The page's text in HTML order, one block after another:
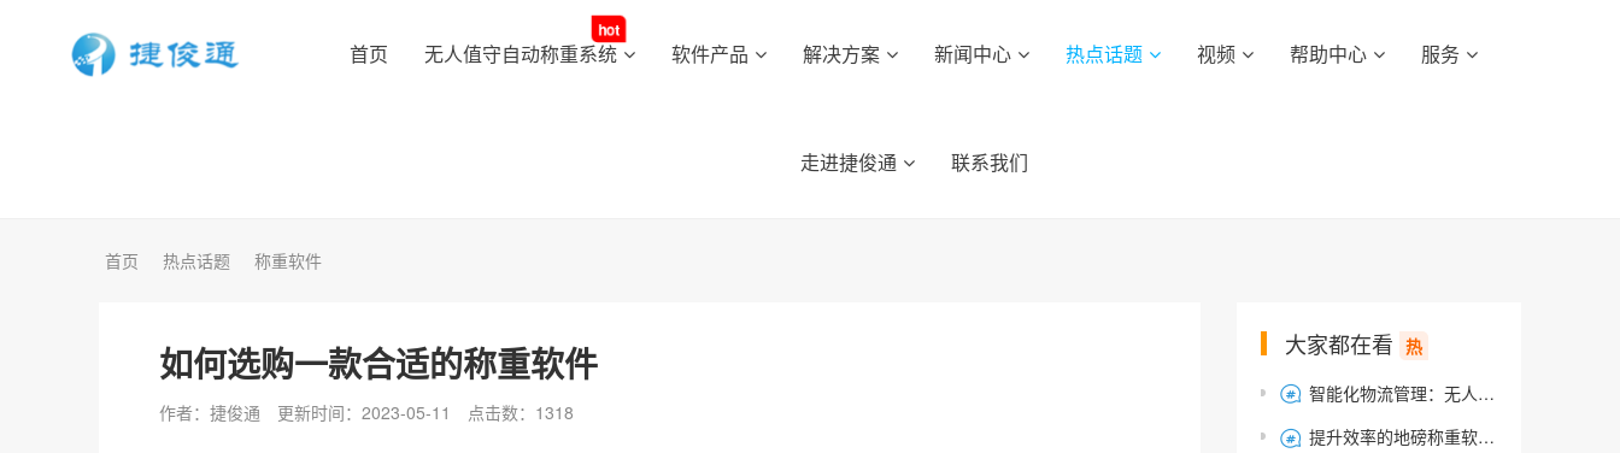
首页 无人值守自动称重系统
hot
软件产品 解决方案 新闻中心 热点话题 视频 帮助中心 服务
走进捷俊通 联系我们
首页 热点话题 称重软件
如何选购一款合适的称重软件
作者：捷俊通 更新时间：2023-05-11 点击数： 1318
大家都在看 热
 智能化物流管理：无人值守称重软件的充值扣款功能应用
 提升效率的地磅称重软件：简化称重流程，优化称重管理系统